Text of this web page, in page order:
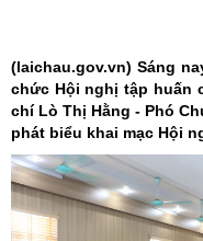
(laichau.gov.vn) Sáng
chức Hội nghị tập huấn
chí Lò Thị Hằng - Phó
phát biểu khai mạc Hội